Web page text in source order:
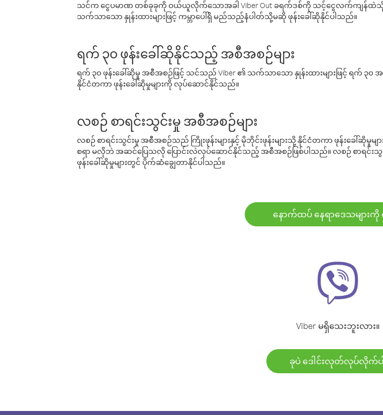
သင်က ငွေပမာဏ တစ်ခုခုကို ဝယ်ယူလိုက်သောအခါ Viber Out ခရက်ဒစ်ကို သင့်ငွေလက်ကျန်ထဲ
သက်သာသော နှုန်းထားများဖြင့် ကမ္ဘာပေါ်ရှိ မည်သည့်နံပါတ်သို့မဆို ဖုန်းခေါ်ဆိုနိုင်ပါသည်။
ရက် ၃၀ ဖုန်းခေါ်ဆိုနိုင်သည့် အစီအစဉ်များ
ရက် ၃၀ ဖုန်းခေါ်ဆိုမှု အစီအစဉ်ဖြင့် သင်သည် Viber ၏ သက်သာသော နှုန်းထားများဖြင့် ရက်
နိုင်ငံတကာ ဖုန်းခေါ်ဆိုမှုများကို လုပ်ဆောင်နိုင်သည်။
လစဉ် စာရင်းသွင်းမှု အစီအစဉ်များ
လစဉ် စာရင်းသွင်းမှု အစီအစဉ်သည် ကြိုးဖုန်းများနှင့် မိုဘိုင်းဖုန်းများသို့ နိုင်ငံတကာ ဖုန်းခေါ်ဆို
စရာ မလိုဘဲ အဆင်ပြေသလို ပြောင်းလဲလုပ်ဆောင်နိုင်သည့် အစီအစဉ်ဖြစ်ပါသည်။ လစဉ် စာရင်း
ဖုန်းခေါ်ဆိုမှုများတွင် ပိုက်ဆံချွေတာနိုင်ပါသည်။
နောက်ထပ် နေရာဒေသများကို
Viber မရှိသေးဘူးလား။
ခုပဲ ဒေါင်းလုတ်လုပ်လိုက်ပါ